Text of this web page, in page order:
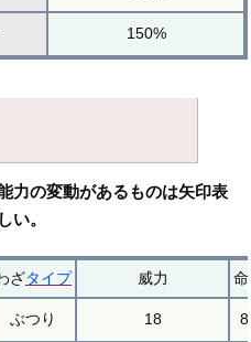
150%
力の変動があるものは矢印表
い。
ざタイプ 威力
ぶつり 18